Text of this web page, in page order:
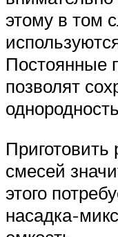
этому в том
Постоянные
позволят
Приготовить
смесей
этого
насадка-